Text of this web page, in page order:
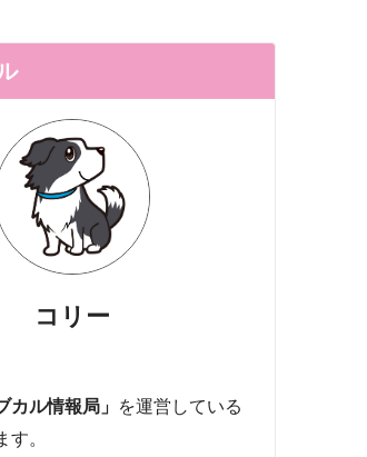
コリー
カル情報局」 を運営している
す。